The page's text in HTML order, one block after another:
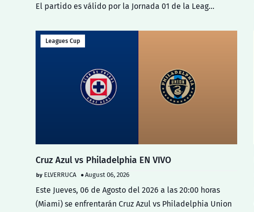
El partido es válido por la Jornada 01 de la Leag…
Leagues Cup
Cruz Azul vs Philadelphia EN VIVO
ELVERRUCA August 06, 2026
Este Jueves, 06 de Agosto del 2026 a las 20:00 horas
(Miami) se enfrentarán Cruz Azul vs Philadelphia Union